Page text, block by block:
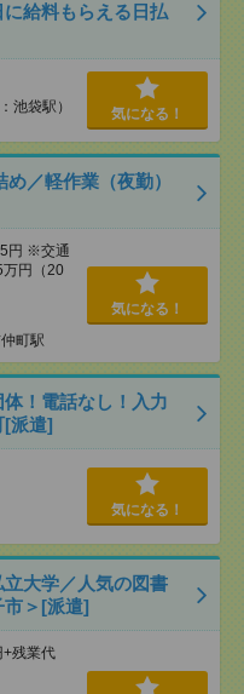
給料もらえる日払
池袋駅） 気になる！
／軽作業（夜勤）
円 ※交通
万円（20
町駅
気になる！
！電話なし！入力
[派遣]
気になる！
立大学／人気の図書
市＞[派遣]
残業代